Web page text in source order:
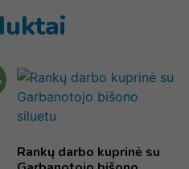
Rankų darbo kuprinė su